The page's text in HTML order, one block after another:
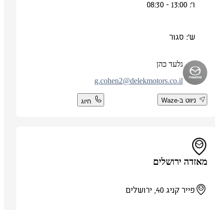
ש': סגור
גלעד כהן
g.cohen2@delekmotors.co.il
ניווט ב-Waze חיוג
מאזדה ירושלים
פייר קניג 40, ירושלים